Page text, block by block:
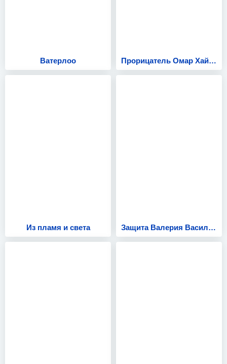
Ватерлоо Прорицатель Омар Хайям: Хроника легенды
Из пламя и света Защита Валерия Васильева